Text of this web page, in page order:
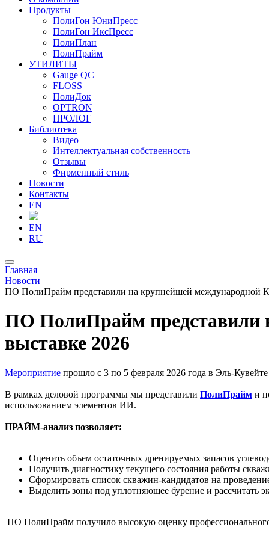
Продукты
ПолиГон ЮниПресс
ПолиГон ИксПресс
ПолиПлан
ПолиПрайм
УТИЛИТЫ
Gauge QC
FLOSS
ПолиДок
OPTRON
ПРОЛОГ
Библиотека
Видео
Интеллектуальная собственность
Отзывы
Фирменный стиль
Новости
Контакты
EN
EN
RU
Главная
Новости
ПО ПолиПрайм представили на крупнейшей международной
ПО ПолиПрайм представили
выставке 2026
Мероприятие прошло с 3 по 5 февраля 2026 года в Эль-
В рамках деловой программы мы представили ПолиПрайм и
использованием элементов ИИ.
ПРАЙМ-анализ позволяет:
Оценить объем остаточных дренируемых запасов
Получить диагностику текущего состояния работы
Сформировать список скважин-кандидатов на
Выделить зоны под уплотняющее бурение и рассчитать
ПО ПолиПрайм получило высокую оценку